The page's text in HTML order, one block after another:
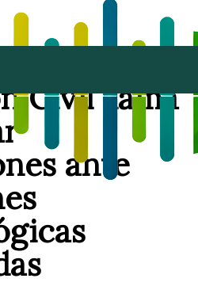
Civil llama
ante